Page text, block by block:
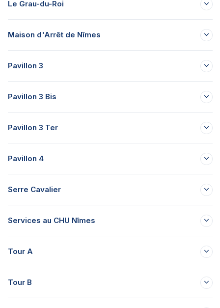
Le Grau-du-Roi
Maison d'Arrêt de Nîmes
Pavillon 3
Pavillon 3 Bis
Pavillon 3 Ter
Pavillon 4
Serre Cavalier
Services au CHU Nîmes
Tour A
Tour B